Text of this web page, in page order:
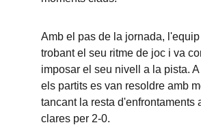
Amb el pas de la jornada,
trobant el seu ritme de joc i va
imposar el seu nivell a la pista.
els partits es van resoldre amb
tancant la resta d'enfrontaments
clares per 2-0.